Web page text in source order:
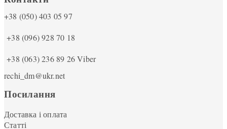
+38 (050) 403 05 97
+38 (096) 928 70 18
+38 (063) 236 89 26Viber
rechi_dm@ukr.net
Посилання
Доставка і оплата
Статті